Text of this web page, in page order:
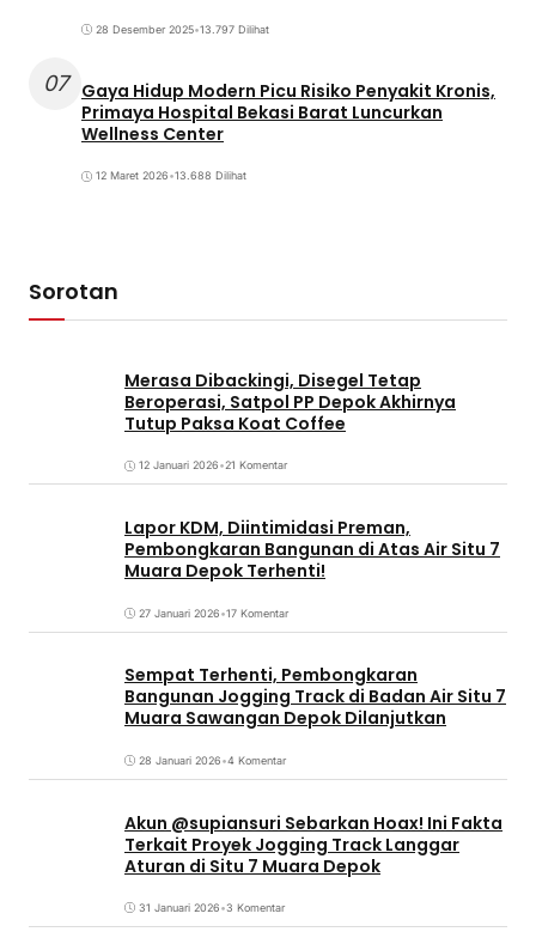
28 Desember 2025•13.797 Dilihat
07
Gaya Hidup Modern Picu Risiko Penyakit Kronis,
Primaya Hospital Bekasi Barat Luncurkan
Wellness Center
12 Maret 2026•13.688 Dilihat
Sorotan
Merasa Dibackingi, Disegel Tetap
Beroperasi, Satpol PP Depok Akhirnya
Tutup Paksa Koat Coffee
12 Januari 2026•21 Komentar
Lapor KDM, Diintimidasi Preman,
Pembongkaran Bangunan di Atas Air Situ 7
Muara Depok Terhenti!
27 Januari 2026•17 Komentar
Sempat Terhenti, Pembongkaran
Bangunan Jogging Track di Badan Air Situ 7
Muara Sawangan Depok Dilanjutkan
28 Januari 2026•4 Komentar
Akun @supiansuri Sebarkan Hoax! Ini Fakta
Terkait Proyek Jogging Track Langgar
Aturan di Situ 7 Muara Depok
31 Januari 2026•3 Komentar